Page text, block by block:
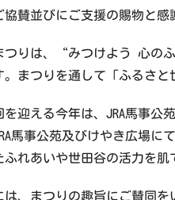
協賛並びにご支援の賜物と感
つりは、“みつけよう 心の
。まつりを通して「ふるさ
を迎える今年は、JRA馬事公
馬事公苑及びけやき広場に
ふれあいや世田谷の活力を肌
は、まつりの趣旨にご賛同を